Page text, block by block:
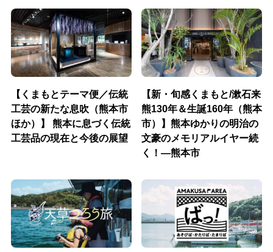
【くまもとテーマ便／伝統
工芸の新たな息吹（熊本市
ほか）】 熊本に息づく伝統
工芸品の現在と今後の展望
【新・旬感くまもと/漱石来
熊130年＆生誕160年（熊本
市）】熊本ゆかりの明治の
文豪のメモリアルイヤー続
く！―熊本市